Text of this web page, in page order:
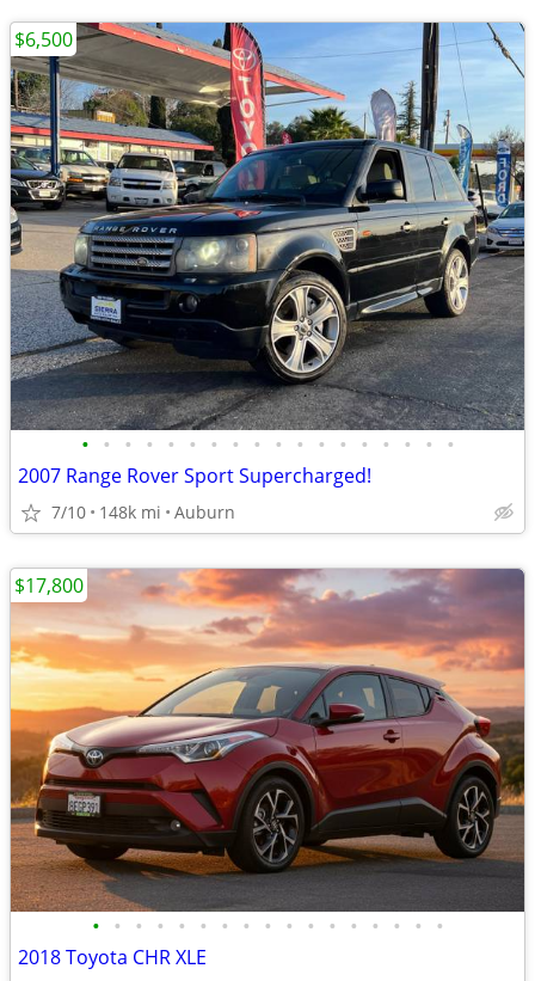
• • • • • • • • • • • • • • • • • •
2007 Range Rover Sport Supercharged!
7/10 148k mi Auburn
$6,500
• • • • • • • • • • • • • • • • •
2018 Toyota CHR XLE
$17,800